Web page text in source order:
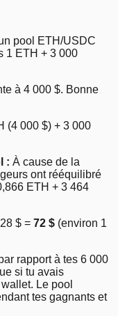
pool ETH/USDC
1 ETH + 3 000
à 4 000 $. Bonne
(4 000 $) + 3 000
: À cause de la
ont rééquilibré
ETH + 3 464
$ = 72 $ (environ 1
rapport à tes 6 000
si tu avais
Le pool
tes gagnants et